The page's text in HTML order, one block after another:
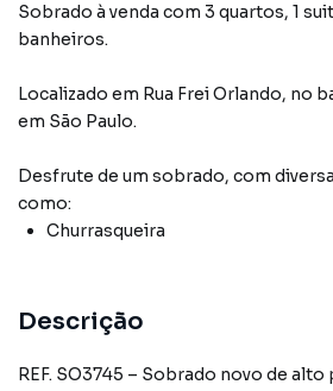
Sobrado à venda com 3 quartos, 1
banheiros.
Localizado em Rua Frei Orlando, no
em São Paulo.
Desfrute de um sobrado, com
como:
Churrasqueira
Descrição
REF. SO3745 – Sobrado novo de alto